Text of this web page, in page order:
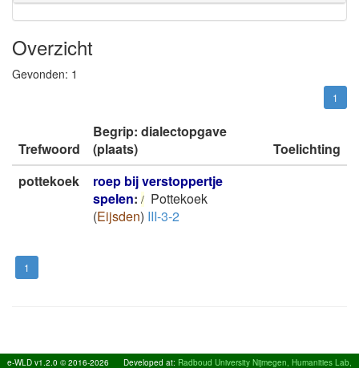
Overzicht
Gevonden: 1
1
Trefwoord
Begrip: dialectopgave
(plaats)
Toelichting
pottekoek
roep bij verstoppertje
spelen: / Pottekoek
(Eijsden) III-3-2
1
e-WLD v1.2.0 © 2016-2026 Developed at: Radboud University Nijmegen, Humanities Lab,